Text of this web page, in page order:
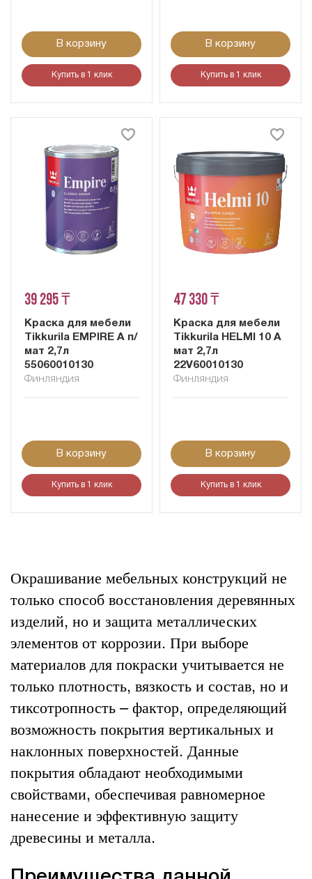
В корзину
Купить в 1 клик
В корзину
Купить в 1 клик
39 295 ₸
Краска для мебели
Tikkurila EMPIRE A п/
мат 2,7л
55060010130
Финляндия
В корзину
Купить в 1 клик
47 330 ₸
Краска для мебели
Tikkurila HELMI 10 A
мат 2,7л
22V60010130
Финляндия
В корзину
Купить в 1 клик
Окрашивание мебельных конструкций не
только способ восстановления деревянных
изделий, но и защита металлических
элементов от коррозии. При выборе
материалов для покраски учитывается не
только плотность, вязкость и состав, но и
тиксотропность – фактор, определяющий
возможность покрытия вертикальных и
наклонных поверхностей. Данные
покрытия обладают необходимыми
свойствами, обеспечивая равномерное
нанесение и эффективную защиту
древесины и металла.